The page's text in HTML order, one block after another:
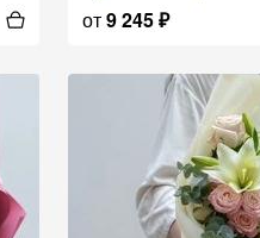
от9 245₽